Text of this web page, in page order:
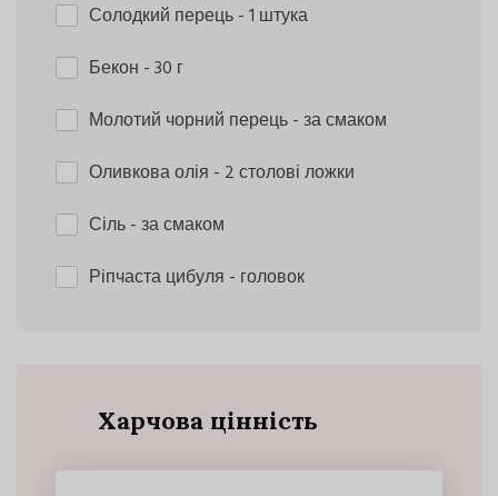
Солодкий перець- 1 штука
Бекон - 30 г
Молотий чорний перець- за смаком
Оливкова олія - 2 столові ложки
Сіль- за смаком
Ріпчаста цибуля - головок
Харчова цінність